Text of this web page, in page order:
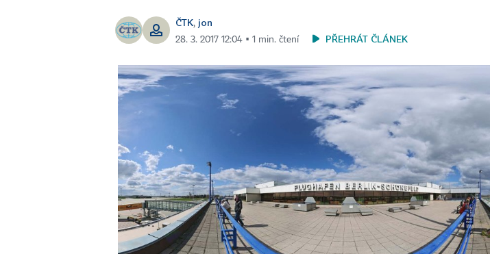
ČTK, jon
28. 3. 2017 12:04 ▪ 1 min. čtení PŘEHRÁT ČLÁNEK